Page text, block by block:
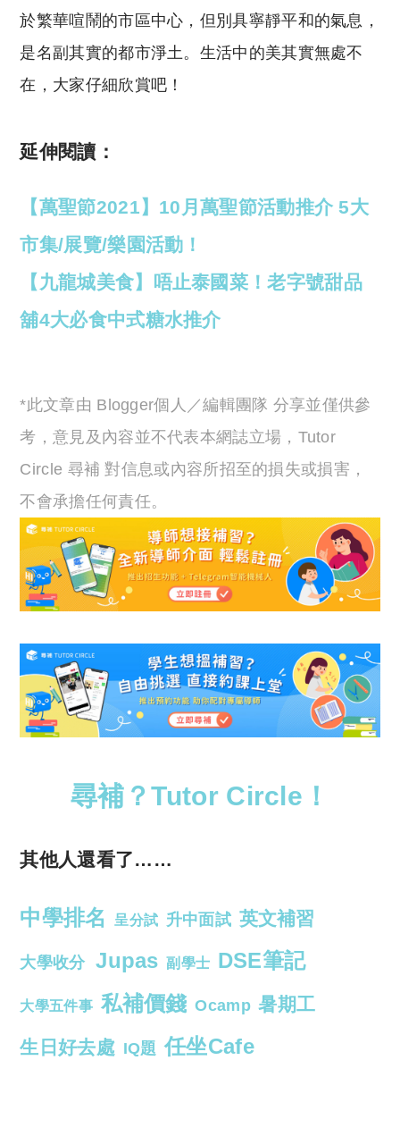
於繁華喧鬧的市區中心，但別具寧靜平和的氣息，
是名副其實的都市淨土。生活中的美其實無處不
在，大家仔細欣賞吧！
延伸閱讀：
【萬聖節2021】10月萬聖節活動推介 5大
市集/展覽/樂園活動！
【九龍城美食】唔止泰國菜！老字號甜品
舖4大必食中式糖水推介
*此文章由 Blogger個人／編輯團隊 分享並僅供參
考，意見及內容並不代表本網誌立場，Tutor
Circle 尋補 對信息或內容所招至的損失或損害，
不會承擔任何責任。
尋補？Tutor Circle！
其他人還看了……
中學排名 呈分試 升中面試 英文補習
大學收分 Jupas 副學士 DSE筆記
大學五件事 私補價錢 Ocamp 暑期工
生日好去處 IQ題 任坐Cafe